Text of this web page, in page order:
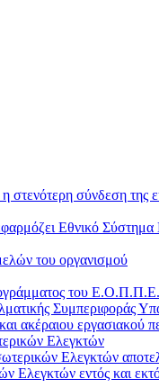
στενότερη σύνδεση της
Eθνικό Σύστημα
του οργανισμού
του
Συμπεριφοράς
ακέραιου εργασιακού
Ελεγκτών
Ελεγκτών
Ελεγκτών εντός και